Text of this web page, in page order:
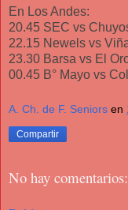
En Los Andes:
20.45 SEC vs
22.15 Newels vs
23.30 Barsa vs El
00.45 B° Mayo vs
A. Ch. de F. Seniors en
Compartir
No hay comentarios: